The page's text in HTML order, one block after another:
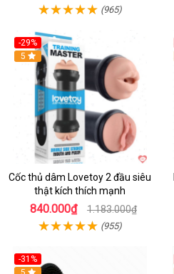
(965)
-29%
Hot
5
Cốc thủ dâm Lovetoy 2 đầu siêu
thật kích thích mạnh
840.000₫ 1.183.000₫
(955)
-31%